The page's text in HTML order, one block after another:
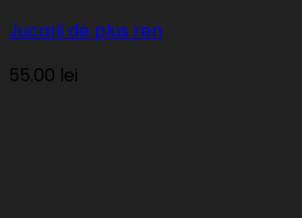
Jucarii de plus ren
55.00 lei